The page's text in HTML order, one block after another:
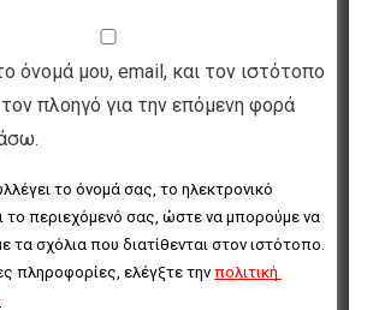
όνομά μου, email, και τον ιστότοπο
πλοηγό για την επόμενη φορά
το όνομά σας, το ηλεκτρονικό
το περιεχόμενό σας, ώστε να μπορούμε να
σχόλια που διατίθενται στον ιστότοπο.
πληροφορίες, ελέγξτε την πολιτική